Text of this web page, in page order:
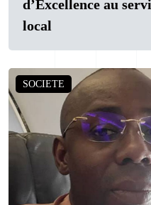
d’Excellence au
local
SOCIETE